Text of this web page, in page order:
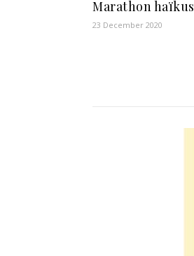
Marathon haïkus
23 December 2020